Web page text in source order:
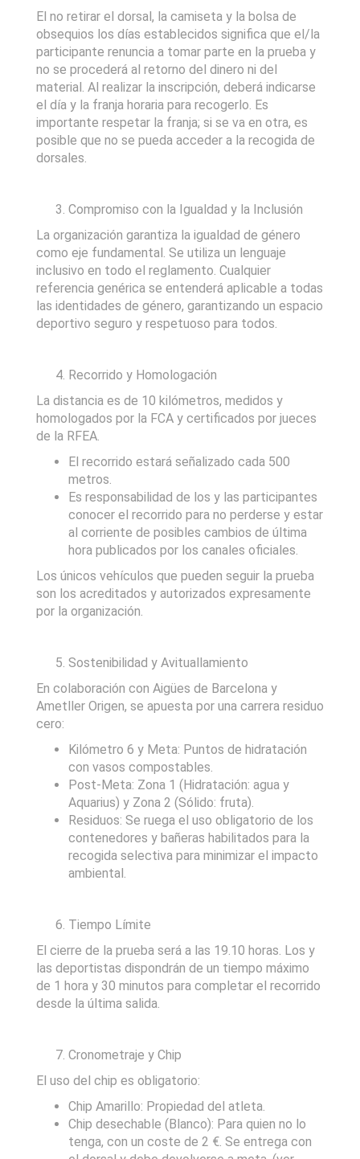
El no retirar el dorsal, la camiseta y la bolsa de
obsequios los días establecidos significa que el/la
participante renuncia a tomar parte en la prueba y
no se procederá al retorno del dinero ni del
material. Al realizar la inscripción, deberá indicarse
el día y la franja horaria para recogerlo. Es
importante respetar la franja; si se va en otra, es
posible que no se pueda acceder a la recogida de
dorsales.
Compromiso con la Igualdad y la Inclusión
La organización garantiza la igualdad de género
como eje fundamental. Se utiliza un lenguaje
inclusivo en todo el reglamento. Cualquier
referencia genérica se entenderá aplicable a todas
las identidades de género, garantizando un espacio
deportivo seguro y respetuoso para todos.
Recorrido y Homologación
La distancia es de 10 kilómetros, medidos y
homologados por la FCA y certificados por jueces
de la RFEA.
El recorrido estará señalizado cada 500
metros.
Es responsabilidad de los y las participantes
conocer el recorrido para no perderse y estar
al corriente de posibles cambios de última
hora publicados por los canales oficiales.
Los únicos vehículos que pueden seguir la prueba
son los acreditados y autorizados expresamente
por la organización.
Sostenibilidad y Avituallamiento
En colaboración con Aigües de Barcelona y
Ametller Origen, se apuesta por una carrera residuo
cero:
Kilómetro 6 y Meta: Puntos de hidratación
con vasos compostables.
Post-Meta: Zona 1 (Hidratación: agua y
Aquarius) y Zona 2 (Sólido: fruta).
Residuos: Se ruega el uso obligatorio de los
contenedores y bañeras habilitados para la
recogida selectiva para minimizar el impacto
ambiental.
Tiempo Límite
El cierre de la prueba será a las 19.10 horas. Los y
las deportistas dispondrán de un tiempo máximo
de 1 hora y 30 minutos para completar el recorrido
desde la última salida.
Cronometraje y Chip
El uso del chip es obligatorio:
Chip Amarillo: Propiedad del atleta.
Chip desechable (Blanco): Para quien no lo
tenga, con un coste de 2 €. Se entrega con